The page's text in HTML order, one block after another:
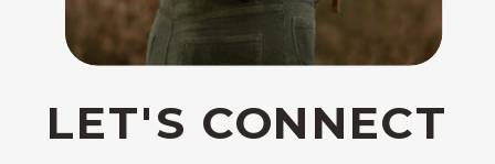
LET'S CONNECT